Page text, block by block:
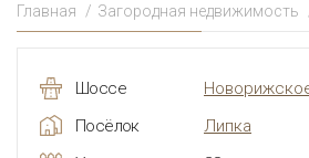
Главная Загородная недвижимость
Шоссе
Посёлок
Липка